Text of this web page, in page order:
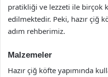
pratikliği ve lezzeti ile birçok
edilmektedir. Peki, hazır çiğ
adım rehberimiz.
Malzemeler
Hazır çiğ köfte yapımında